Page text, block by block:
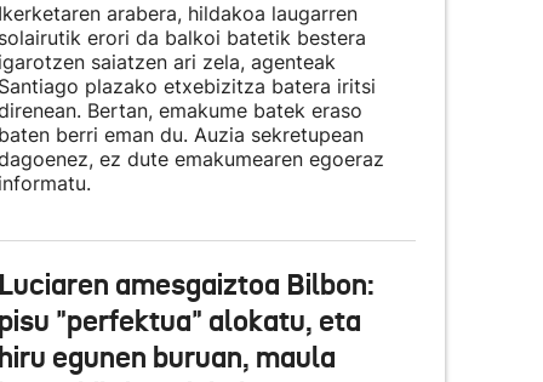
arabera, hildakoa laugarren
erori da balkoi batetik bestera
saiatzen ari zela, agenteak
plazako etxebizitza batera iritsi
Bertan, emakume batek eraso
berri eman du. Auzia sekretupean
ez dute emakumearen egoeraz
amesgaiztoa Bilbon:
"perfektua" alokatu, eta
egunen buruan, maula